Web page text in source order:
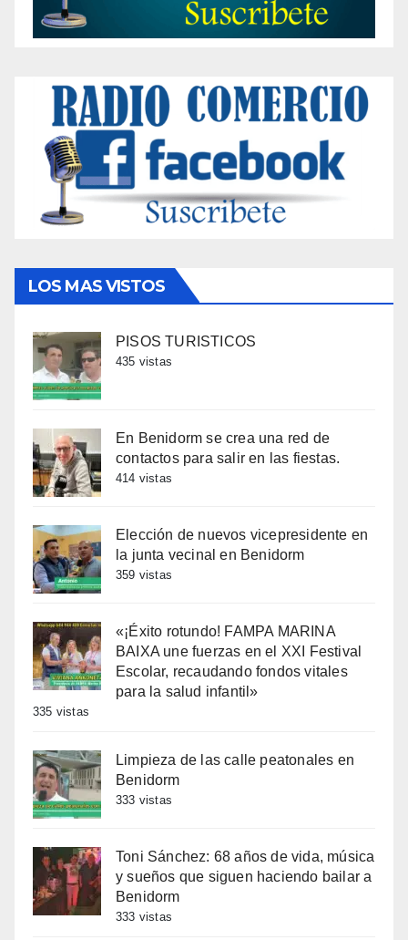
LOS MAS VISTOS
PISOS TURISTICOS
435 vistas
En Benidorm se crea una red de
contactos para salir en las fiestas.
414 vistas
Elección de nuevos vicepresidente en
la junta vecinal en Benidorm
359 vistas
«¡Éxito rotundo! FAMPA MARINA
BAIXA une fuerzas en el XXI Festival
Escolar, recaudando fondos vitales
para la salud infantil»
335 vistas
Limpieza de las calle peatonales en
Benidorm
333 vistas
Toni Sánchez: 68 años de vida, música
y sueños que siguen haciendo bailar a
Benidorm
333 vistas